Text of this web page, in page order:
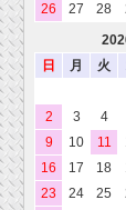
26
27 28
日
月 火
2
3 4
9
10 11
16
17 18
23
24 25